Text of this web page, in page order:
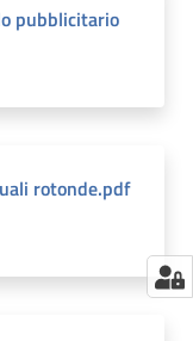
pubblicitario
rotonde.pdf